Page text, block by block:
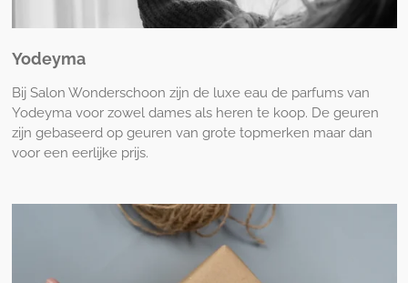
Yodeyma
Bij Salon Wonderschoon zijn de luxe eau de parfums van
Yodeyma voor zowel dames als heren te koop. De geuren
zijn gebaseerd op geuren van grote topmerken maar dan
voor een eerlijke prijs.